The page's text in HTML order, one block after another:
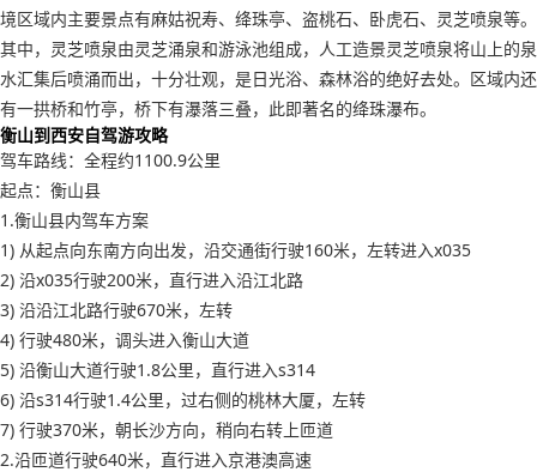
境区域内主要景点有麻姑祝寿、绛珠亭、盗桃石、卧虎石、灵芝喷泉等。
其中，灵芝喷泉由灵芝涌泉和游泳池组成，人工造景灵芝喷泉将山上的泉
水汇集后喷涌而出，十分壮观，是日光浴、森林浴的绝好去处。区域内还
有一拱桥和竹亭，桥下有瀑落三叠，此即著名的绛珠瀑布。
衡山到西安自驾游攻略
驾车路线：全程约1100.9公里
起点：衡山县
1.衡山县内驾车方案
1) 从起点向东南方向出发，沿交通街行驶160米，左转进入x035
2) 沿x035行驶200米，直行进入沿江北路
3) 沿沿江北路行驶670米，左转
4) 行驶480米，调头进入衡山大道
5) 沿衡山大道行驶1.8公里，直行进入s314
6) 沿s314行驶1.4公里，过右侧的桃林大厦，左转
7) 行驶370米，朝长沙方向，稍向右转上匝道
2.沿匝道行驶640米，直行进入京港澳高速